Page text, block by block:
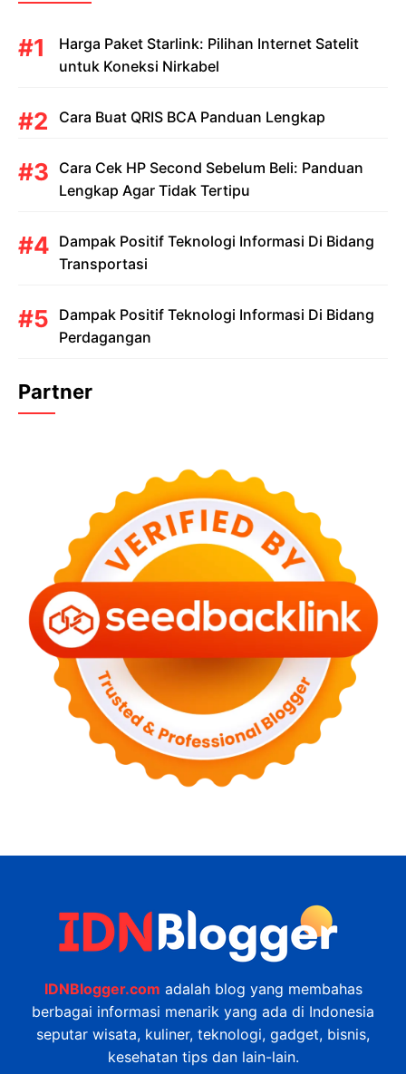
Harga Paket Starlink: Pilihan Internet Satelit
untuk Koneksi Nirkabel
Cara Buat QRIS BCA Panduan Lengkap
Cara Cek HP Second Sebelum Beli: Panduan
Lengkap Agar Tidak Tertipu
Dampak Positif Teknologi Informasi Di Bidang
Transportasi
Dampak Positif Teknologi Informasi Di Bidang
Perdagangan
Partner
IDNBlogger.com adalah blog yang membahas
berbagai informasi menarik yang ada di Indonesia
seputar wisata, kuliner, teknologi, gadget, bisnis,
kesehatan tips dan lain-lain.